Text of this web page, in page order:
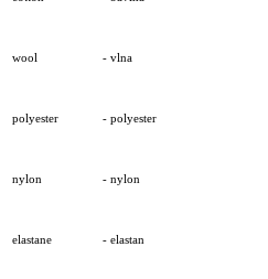
wool - vlna
polyester - polyester
nylon - nylon
elastane - elastan